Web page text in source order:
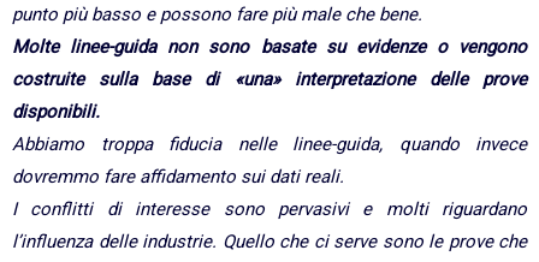
punto più basso e possono fare più male che bene.
Molte linee-guida non sono basate su evidenze o vengono
costruite sulla base di «una» interpretazione delle prove
disponibili.
Abbiamo troppa fiducia nelle linee-guida, quando invece
dovremmo fare affidamento sui dati reali.
I conflitti di interesse sono pervasivi e molti riguardano
l’influenza delle industrie. Quello che ci serve sono le prove che